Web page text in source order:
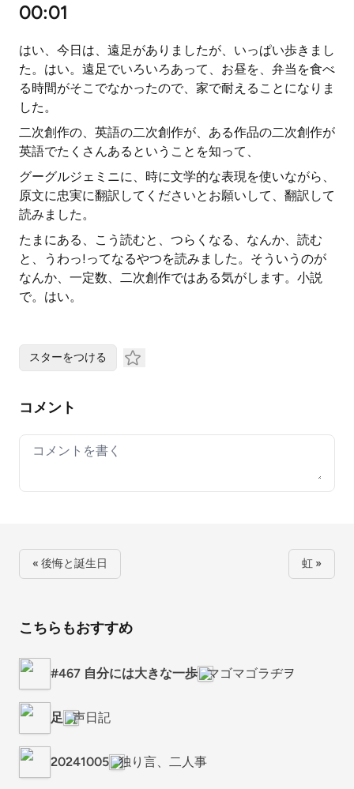
00:01
はい、今日は、遠足がありましたが、いっぱい歩きまし
た。はい。遠足でいろいろあって、お昼を、弁当を食べ
る時間がそこでなかったので、家で耐えることになりま
した。
二次創作の、英語の二次創作が、ある作品の二次創作が
英語でたくさんあるということを知って、
グーグルジェミニに、時に文学的な表現を使いながら、
原文に忠実に翻訳してくださいとお願いして、翻訳して
読みました。
たまにある、こう読むと、つらくなる、なんか、読む
と、うわっ!ってなるやつを読みました。そういうのが
なんか、一定数、二次創作ではある気がします。小説
で。はい。
スターをつける
コメント
Your comment
« 後悔と誕生日 虹 »
こちらもおすすめ
#467 自分には大きな一歩 マゴマゴラヂヲ
足 声日記
20241005 独り言、二人事